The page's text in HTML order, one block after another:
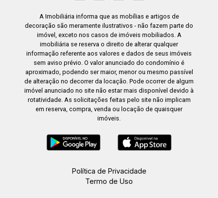
A Imobiliária informa que as mobílias e artigos de
decoração são meramente ilustrativos - não fazem parte do
imóvel, exceto nos casos de imóveis mobiliados. A
imobiliária se reserva o direito de alterar qualquer
informação referente aos valores e dados de seus imóveis
sem aviso prévio. O valor anunciado do condomínio é
aproximado, podendo ser maior, menor ou mesmo passível
de alteração no decorrer da locação. Pode ocorrer de algum
imóvel anunciado no site não estar mais disponível devido à
rotatividade. As solicitações feitas pelo site não implicam
em reserva, compra, venda ou locação de quaisquer
imóveis.
Política de Privacidade
Termo de Uso